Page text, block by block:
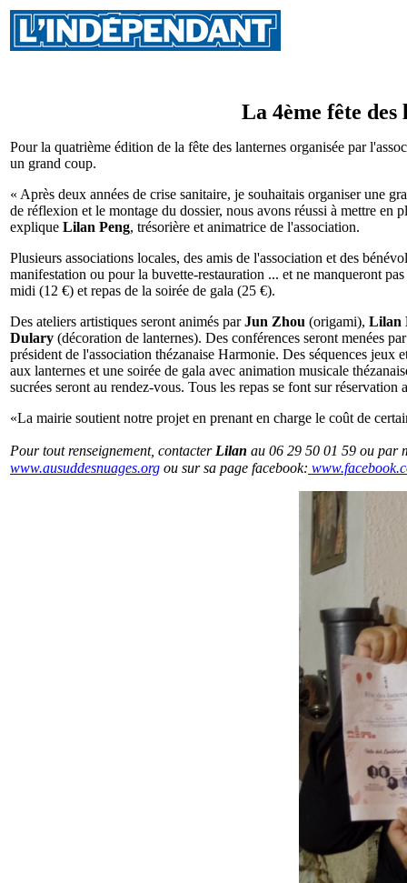
La 4ème fête des
Pour la quatrième édition de la fête des lanternes organisée par
un grand coup.
« Après deux années de crise sanitaire, je souhaitais organiser une
de réflexion et le montage du dossier, nous avons réussi à mettre en
explique Lilan Peng, trésorière et animatrice de l'association.
Plusieurs associations locales, des amis de l'association et des
manifestation ou pour la buvette-restauration ... et ne manqueront
midi (12 €) et repas de la soirée de gala (25 €).
Des ateliers artistiques seront animés parJun Zhou (origami), Lilan
Dulary (décoration de lanternes). Des conférences seront menées
président de l'association thézanaise Harmonie. Des séquences
aux lanternes et une soirée de gala avec animation musicale
sucrées seront au rendez-vous. Tous les repas se font sur
«La mairie soutient notre projet en prenant en charge le coût de
Pour tout renseignement, contacter Lilan au 06 29 50 01 59 ou par
www.ausuddesnuages.org ou sur sa page facebook: